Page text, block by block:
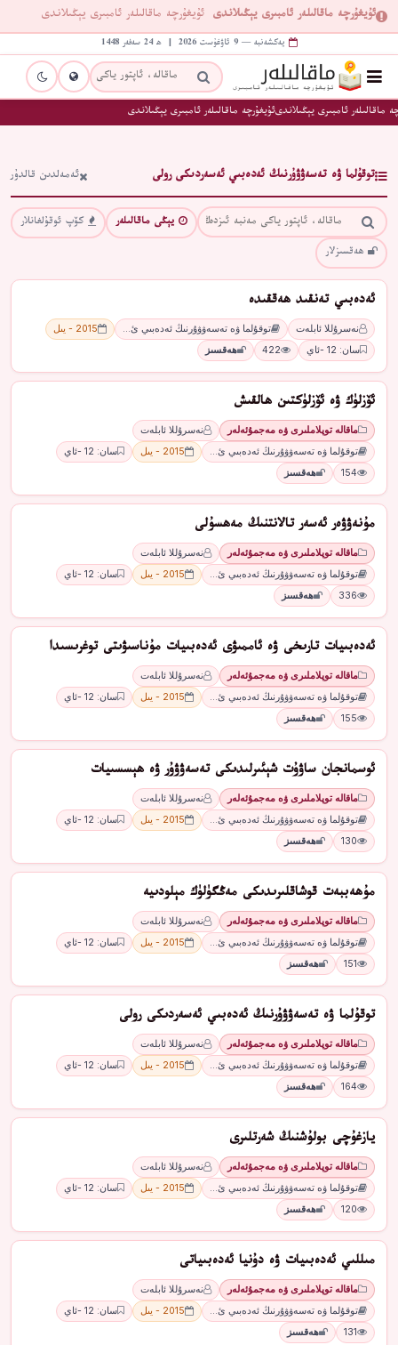
ئۇيغۇرچە ماقالىلەر ئامبىرى يېڭىلاندى ئۇيغۇرچە ماقالىلەر ئامبىرى يېڭىلاندى
يەكشەنبە — 9 ئاۋغۇست 2026 | ھ 24 سەفەر 1448
ماقالىلەر ئامبىرى يېڭىلاندىئۇيغۇرچە ماقالىلەر ئامبىرى يېڭىلاندى
توقۇلما ۋە تەسەۋۋۇرنىڭ ئەدەبىي ئەسەردىكى رولى ئەمەلدىن قالدۇر
يېڭى ماقالىلەر
كۆپ ئوقۇلغانلار
ھەقسىزلار
ئەدەبىي تەنقىد ھەققىدە
نەسرۇللا ئابلەت توقۇلما ۋە تەسەۋۋۇرنىڭ ئەدەبىي ئ…
2015 - يىل
سان: 12 -ئاي
422 ھەقسىز
ئۆزلۈك ۋە ئۆزلۈكتىن ھالقىش
ماقالە توپلاملىرى ۋە مەجمۇئەلەر
نەسرۇللا ئابلەت
توقۇلما ۋە تەسەۋۋۇرنىڭ ئەدەبىي ئ…
2015 - يىل
سان: 12 -ئاي
154
ھەقسىز
مۇنەۋۋەر ئەسەر تالانتنىڭ مەھسۇلى
ماقالە توپلاملىرى ۋە مەجمۇئەلەر
نەسرۇللا ئابلەت
توقۇلما ۋە تەسەۋۋۇرنىڭ ئەدەبىي ئ…
2015 - يىل
سان: 12 -ئاي
336
ھەقسىز
ئەدەبىيات تارىخى ۋە ئاممىۋى ئەدەبىيات مۇناسىۋىتى توغرىسىدا
ماقالە توپلاملىرى ۋە مەجمۇئەلەر
نەسرۇللا ئابلەت
توقۇلما ۋە تەسەۋۋۇرنىڭ ئەدەبىي ئ…
2015 - يىل
سان: 12 -ئاي
155
ھەقسىز
ئوسمانجان ساۋۇت شېئىرلىدىكى تەسەۋۋۇر ۋە ھېسسىيات
ماقالە توپلاملىرى ۋە مەجمۇئەلەر
نەسرۇللا ئابلەت
توقۇلما ۋە تەسەۋۋۇرنىڭ ئەدەبىي ئ…
2015 - يىل
سان: 12 -ئاي
130
ھەقسىز
مۇھەببەت قوشاقلىرىدىكى مەڭگۈلۈك مېلودىيە
ماقالە توپلاملىرى ۋە مەجمۇئەلەر
نەسرۇللا ئابلەت
توقۇلما ۋە تەسەۋۋۇرنىڭ ئەدەبىي ئ…
2015 - يىل
سان: 12 -ئاي
151
ھەقسىز
توقۇلما ۋە تەسەۋۋۇرنىڭ ئەدەبىي ئەسەردىكى رولى
ماقالە توپلاملىرى ۋە مەجمۇئەلەر
نەسرۇللا ئابلەت
توقۇلما ۋە تەسەۋۋۇرنىڭ ئەدەبىي ئ…
2015 - يىل
سان: 12 -ئاي
164
ھەقسىز
يازغۇچى بولۇشنىڭ شەرتلىرى
ماقالە توپلاملىرى ۋە مەجمۇئەلەر
نەسرۇللا ئابلەت
توقۇلما ۋە تەسەۋۋۇرنىڭ ئەدەبىي ئ…
2015 - يىل
سان: 12 -ئاي
120
ھەقسىز
مىللىي ئەدەبىيات ۋە دۇنيا ئەدەبىياتى
ماقالە توپلاملىرى ۋە مەجمۇئەلەر
نەسرۇللا ئابلەت
توقۇلما ۋە تەسەۋۋۇرنىڭ ئەدەبىي ئ…
2015 - يىل
سان: 12 -ئاي
131
ھەقسىز